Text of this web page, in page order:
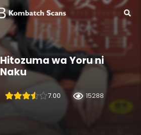
Hitozuma wa Yoru ni
Naku
7.00 15288